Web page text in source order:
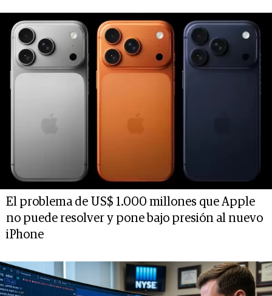
El problema de US$ 1.000 millones que Apple
no puede resolver y pone bajo presión al nuevo
iPhone